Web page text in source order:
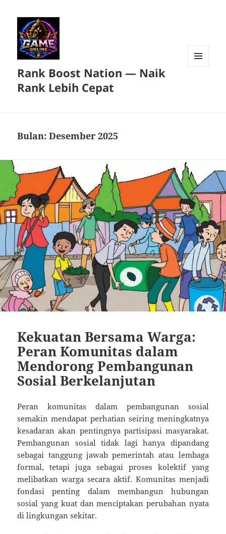
Rank Boost Nation — Naik
Rank Lebih Cepat
Bulan:Desember 2025
Kekuatan Bersama Warga:
Peran Komunitas dalam
Mendorong Pembangunan
Sosial Berkelanjutan
Peran komunitas dalam pembangunan sosial
semakin mendapat perhatian seiring meningkatnya
kesadaran akan pentingnya partisipasi masyarakat.
Pembangunan sosial tidak lagi hanya dipandang
sebagai tanggung jawab pemerintah atau lembaga
formal, tetapi juga sebagai proses kolektif yang
melibatkan warga secara aktif. Komunitas menjadi
fondasi penting dalam membangun hubungan
sosial yang kuat dan menciptakan perubahan nyata
di lingkungan sekitar.